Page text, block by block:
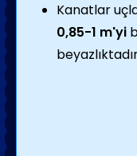
Kanatlar
0,85-1 m'yi